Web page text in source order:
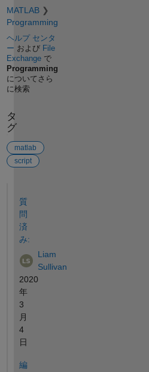
MATLAB
Programming
ヘルプ センタ
ー および File
Exchangeで
Programming
についてさら
に検索
タ
グ
matlab
script
質
問
済
み:
Liam
Sullivan
2020
年
3
月
4
日
編